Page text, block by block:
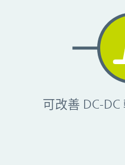
可改善 DC-